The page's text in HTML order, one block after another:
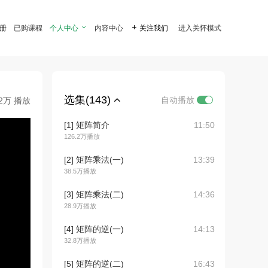
已购课程 个人中心  内容中心  关注我们 进入关怀模式
万 播放 选集(143) 自动播放
[1] 矩阵简介
126.2万播放
11:50
[2] 矩阵乘法(一)
38.5万播放
13:39
[3] 矩阵乘法(二)
28.9万播放
14:36
[4] 矩阵的逆(一)
32.8万播放
14:13
[5] 矩阵的逆(二) 16:43